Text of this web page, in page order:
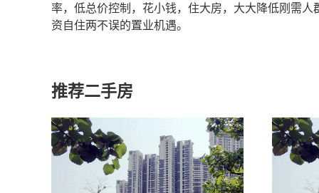
率，低总价控制，花小钱，住大房，大大降低刚需
资自住两不误的置业机遇。
推荐二手房